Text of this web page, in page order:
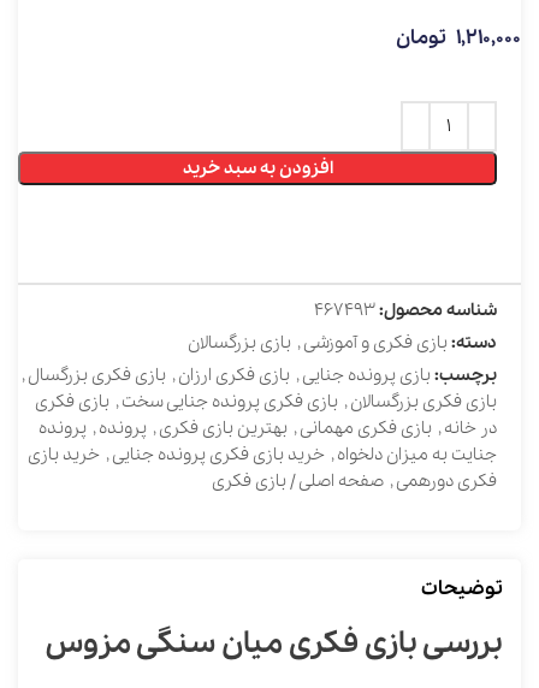
1,210,000 تومان
افزودن به سبد خرید
شناسه محصول:467493
دسته:بازی فکری و آموزشی, بازی بزرگسالان
برچسب:بازی پرونده جنایی, بازی فکری ارزان, بازی فکری بزرگسال,
بازی فکری بزرگسالان, بازی فکری پرونده جنایی سخت, بازی فکری
در خانه, بازی فکری مهمانی, بهترین بازی فکری, پرونده, پرونده
جنایت به میزان دلخواه, خرید بازی فکری پرونده جنایی, خرید بازی
فکری دورهمی, صفحه اصلی / بازی فکری
توضیحات
بررسی بازی فکری میان سنگی مزوس